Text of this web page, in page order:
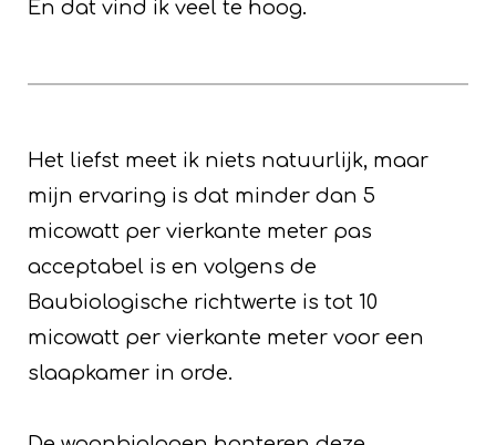
En dat vind ik veel te hoog.
Het liefst meet ik niets natuurlijk, maar
mijn ervaring is dat minder dan 5
micowatt per vierkante meter pas
acceptabel is en volgens de
Baubiologische richtwerte is tot 10
micowatt per vierkante meter voor een
slaapkamer in orde.